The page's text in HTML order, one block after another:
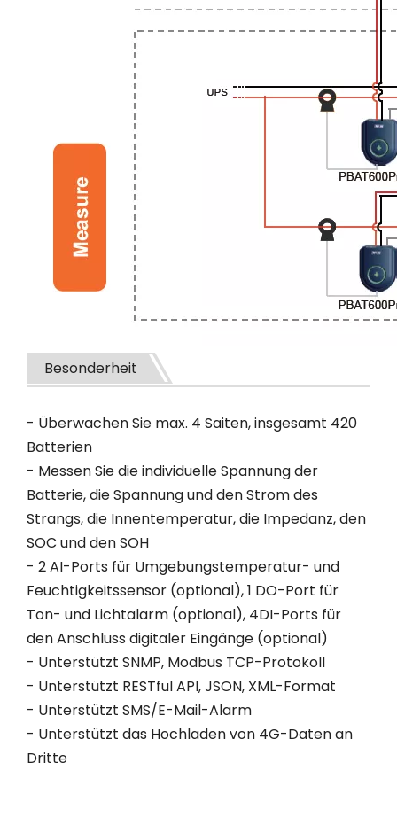
Besonderheit
- Überwachen Sie max. 4 Saiten, insgesamt 420
Batterien
- Messen Sie die individuelle Spannung der
Batterie, die Spannung und den Strom des
Strangs, die Innentemperatur, die Impedanz, den
SOC und den SOH
- 2 AI-Ports für Umgebungstemperatur- und
Feuchtigkeitssensor (optional), 1 DO-Port für
Ton- und Lichtalarm (optional), 4DI-Ports für
den Anschluss digitaler Eingänge (optional)
- Unterstützt SNMP, Modbus TCP-Protokoll
- Unterstützt RESTful API, JSON, XML-Format
- Unterstützt SMS/E-Mail-Alarm
- Unterstützt das Hochladen von 4G-Daten an
Dritte